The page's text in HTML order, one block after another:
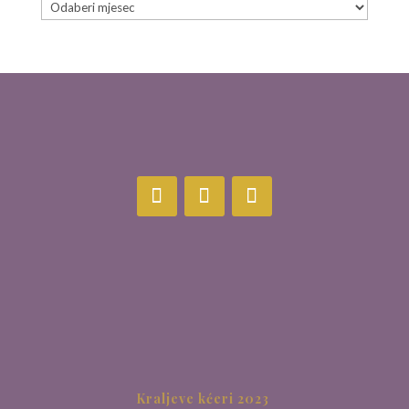
Arhiva
Kraljeve kćeri 2023